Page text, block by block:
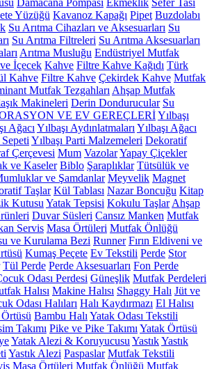
Damacana Pompası Ekmeklik Sefer Tası
Yüzüğü Kavanoz Kapağı Pipet Buzdolabı
Su Arıtma Cihazları ve Aksesuarları Su
Su Arıtma Filtreleri Su Arıtma Aksesuarları
Arıtma Musluğu Endüstriyel Mutfak
İçecek Kahve Filtre Kahve Kağıdı Türk
Kahve Filtre Kahve Çekirdek Kahve Mutfak
Mutfak Tezgahları Ahşap Mutfak
Makineleri Derin Dondurucular Su
VE EV GEREÇLERİYılbaşı
Ağacı Yılbaşı Aydınlatmaları Yılbaşı Ağacı
Sepeti Yılbaşı Parti Malzemeleri Dekoratif
Çerçevesi Mum VazolarYapay Çiçekler
ve Kaseler Biblo Şaraplıklar Tütsülük ve
ve Şamdanlar Meyvelik Magnet
Taşlar Kül Tablası Nazar Boncuğu Kitap
Kutusu Yatak Tepsisi Kokulu Taşlar Ahşap
Duvar Süsleri Cansız Manken Mutfak
Servis Masa Örtüleri Mutfak Önlüğü
ve Kurulama Bezi Runner Fırın Eldiveni ve
Kumaş Peçete Ev Tekstili Perde Stor
Tül Perde Perde Aksesuarları Fon Perde
Odası Perdesi Güneşlik Mutfak Perdeleri
Halısı Makine Halısı Shaggy Halı Jüt ve
Odası Halıları Halı Kaydırmazı El Halısı
Bambu Halı Yatak Odası Tekstili
Takımı Pike ve Pike Takımı Yatak Örtüsü
Yatak Alezi & Koruyucusu YastıkYastık
Yastık Alezi Paspaslar Mutfak Tekstili
Masa Örtüleri Mutfak Önlüğü Mutfak